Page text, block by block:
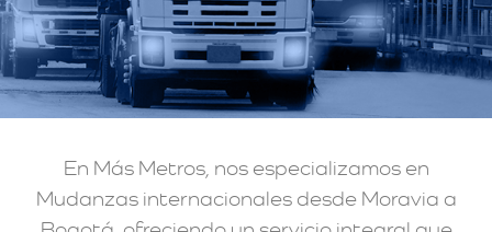
En Más Metros, nos especializamos en
Mudanzas internacionales desde Moravia a